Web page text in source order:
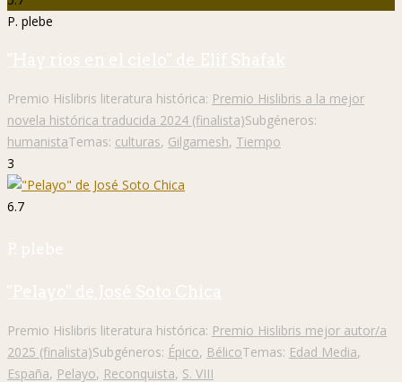
P. plebe
"Hay ríos en el cielo" de Elif Shafak
Premio Hislibris literatura histórica: Premio Hislibris a la mejor
novela histórica traducida 2024 (finalista)Subgéneros:
humanistaTemas: culturas, Gilgamesh, Tiempo
3
6.7
P. plebe
"Pelayo" de José Soto Chica
Premio Hislibris literatura histórica: Premio Hislibris mejor autor/a
2025 (finalista)Subgéneros: Épico, BélicoTemas: Edad Media,
España, Pelayo, Reconquista, S. VIII